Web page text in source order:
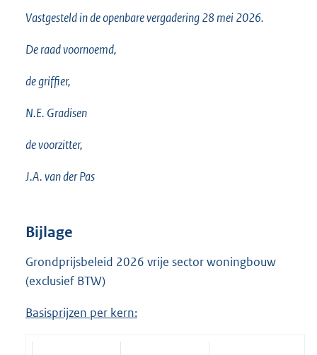
Vastgesteld in de openbare vergadering 28 mei 2026.
De raad voornoemd,
de griffier,
N.E. Gradisen
de voorzitter,
J.A. van der Pas
Bijlage
Grondprijsbeleid 2026 vrije sector woningbouw
(exclusief BTW)
Basisprijzen per kern: